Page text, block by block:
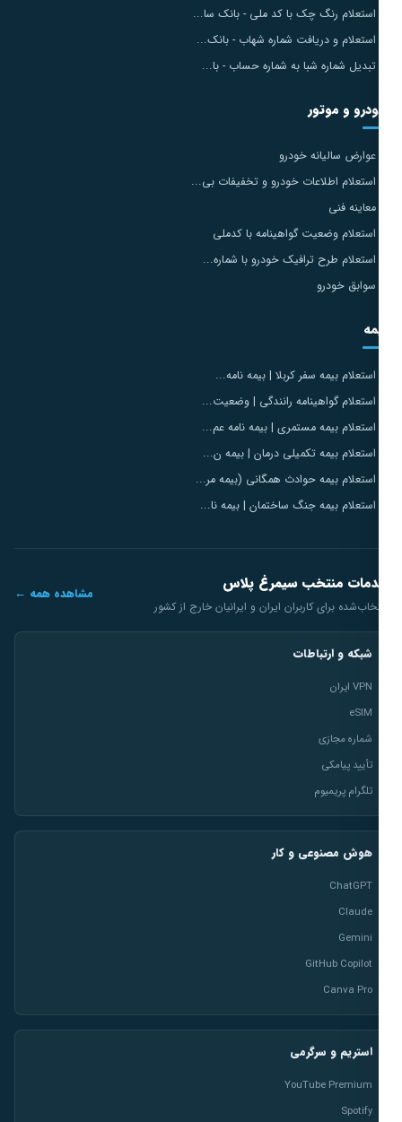
استعلام رنگ چک با کد ملی - بانک سا...
استعلام و دریافت شماره شهاب - بانک...
تبدیل شماره شبا به شماره حساب - با...
و موتور
عوارض سالیانه خودرو
استعلام اطلاعات خودرو و تخفیفات بی...
معاینه فنی
استعلام وضعیت گواهینامه با کدملی
استعلام طرح ترافیک خودرو با شماره...
سوابق خودرو
استعلام بیمه سفر کربلا | بیمه نامه...
استعلام گواهینامه رانندگی | وضعیت...
استعلام بیمه مستمری | بیمه نامه عم...
استعلام بیمه تکمیلی درمان | بیمه ن...
استعلام بیمه حوادث همگانی (بیمه مر...
استعلام بیمه جنگ ساختمان | بیمه نا...
منتخب سیمرغ پلاس
برای کاربران ایران و ایرانیان خارج از کشور
مشاهده همه ←
شبکه و ارتباطات
شماره مجازی
تأیید پیامکی
تلگرام پریمیوم
هوش مصنوعی و کار
ChatGPT
Claude
Gemini
GitHub Copilot
Canva Pro
استریم و سرگرمی
YouTube Premium
Spotify